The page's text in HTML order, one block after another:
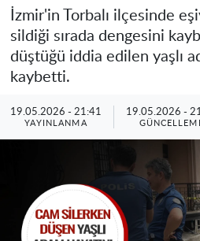
İzmir'in Torbalı ilçesinde
sildiği sırada dengesini
düştüğü iddia edilen yaşlı
kaybetti.
19.05.2026 - 21:41
YAYINLANMA
19.05.2026 -
Saruhanlı
Soma
Resmi İlanlar
Tüm Manşetler
Son Dakika Haberleri
Haber Arşivi